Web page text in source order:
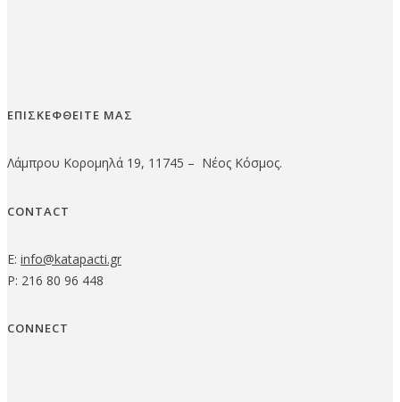
ΕΠΙΣΚΕΦΘΕΙΤΕ ΜΑΣ
Λάμπρου Κορομηλά 19, 11745 – Νέος Κόσμος.
CONTACT
E: info@katapacti.gr
P: 216 80 96 448
CONNECT